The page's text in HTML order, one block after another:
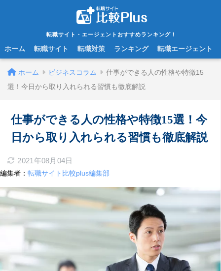
転職サイト・エージェントおすすめランキング！
ホーム 転職サイト 転職対策 ランキング 転職エージェント
ホーム ビジネスコラム
仕事ができる人の性格や特徴15
選！今日から取り入れられる習慣も徹底解説
仕事ができる人の性格や特徴15選！今
日から取り入れられる習慣も徹底解説
2021年08月04日
編集者： 転職サイト比較plus編集部